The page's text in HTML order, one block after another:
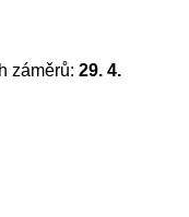
záměrů: 29. 4.